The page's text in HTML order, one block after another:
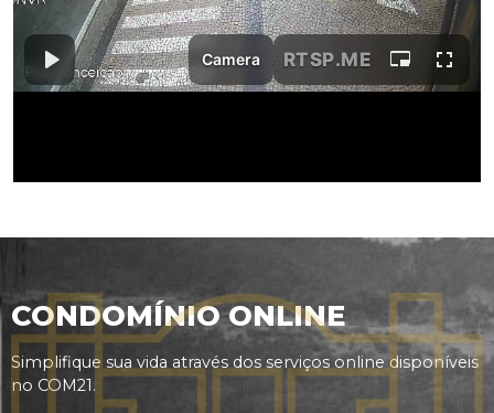
CONDOMÍNIO ONLINE
Simplifique sua vida através dos serviços online disponíveis
no COM21.